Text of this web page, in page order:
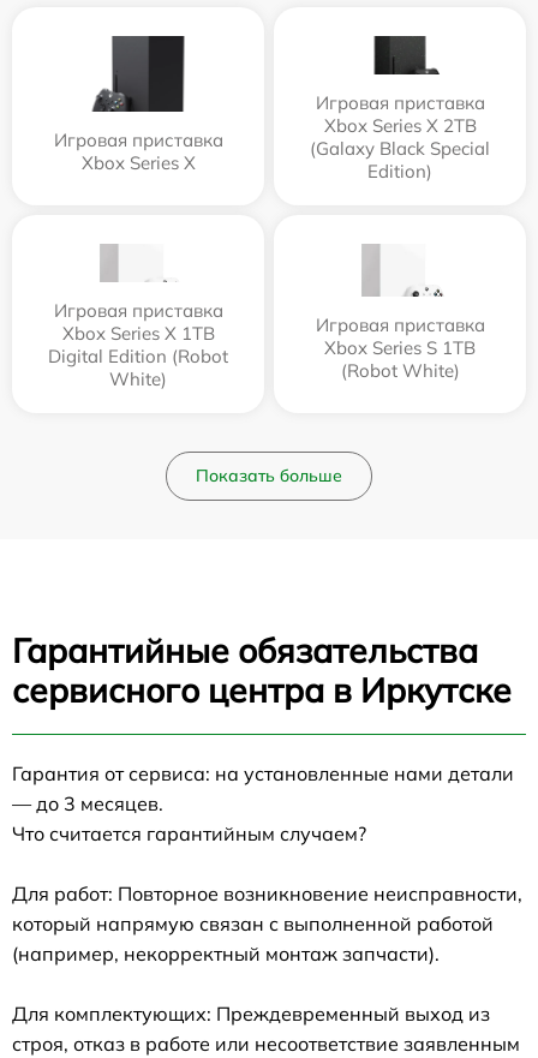
Игровая приставка
Xbox Series X
Игровая приставка
Xbox Series X 2TB
(Galaxy Black Special
Edition)
Игровая приставка
Xbox Series X 1TB
Digital Edition (Robot
White)
Игровая приставка
Xbox Series S 1TB
(Robot White)
Показать больше
Гарантийные обязательства
сервисного центра в Иркутске
Гарантия от сервиса: на установленные нами детали
— до 3 месяцев.
Что считается гарантийным случаем?
Для работ: Повторное возникновение неисправности,
который напрямую связан с выполненной работой
(например, некорректный монтаж запчасти).
Для комплектующих: Преждевременный выход из
строя, отказ в работе или несоответствие заявленным